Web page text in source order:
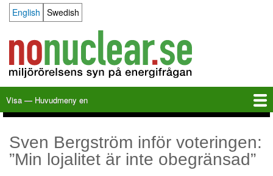
Language switcher
English Swedish
Huvudmeny
en
Visa — Huvudmeny en
Sven Bergström inför voteringen:
”Min lojalitet är inte obegränsad”